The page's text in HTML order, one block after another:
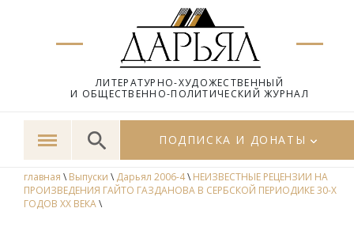
ЛИТЕРАТУРНО-ХУДОЖЕСТВЕННЫЙ
И ОБЩЕСТВЕННО-ПОЛИТИЧЕСКИЙ ЖУРНАЛ
ПОДПИСКА И ДОНАТЫ
главная \ Выпуски \ Дарьял 2006-4\ НЕИЗВЕСТНЫЕ РЕЦЕНЗИИ НА
ПРОИЗВЕДЕНИЯ ГАЙТО ГАЗДАНОВА В СЕРБСКОЙ ПЕРИОДИКЕ 30-Х
ГОДОВ ХХ ВЕКА\